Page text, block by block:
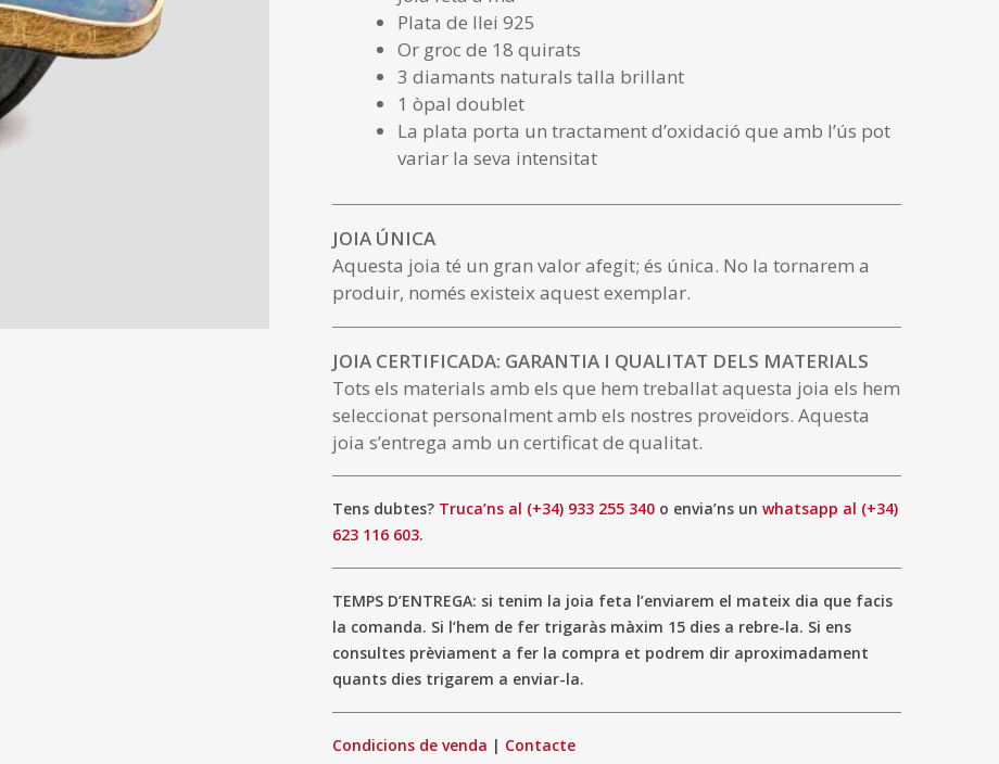
Plata de llei 925
Or groc de 18 quirats
3 diamants naturals talla brillant
1 òpal doublet
La plata porta un tractament d’oxidació que amb l’ús pot
variar la seva intensitat
JOIA ÚNICA
Aquesta joia té un gran valor afegit; és única. No la tornarem a
produir, només existeix aquest exemplar.
JOIA CERTIFICADA: GARANTIA I QUALITAT DELS MATERIALS
Tots els materials amb els que hem treballat aquesta joia els hem
seleccionat personalment amb els nostres proveïdors. Aquesta
joia s’entrega amb un certificat de qualitat.
Tens dubtes? Truca’ns al (+34) 933 255 340 o envia’ns unwhatsapp al (+34)
623 116 603.
TEMPS D’ENTREGA: si tenim la joia feta l’enviarem el mateix dia que facis
la comanda. Si l’hem de fer trigaràs màxim 15 dies a rebre-la. Si ens
consultes prèviament a fer la compra et podrem dir aproximadament
quants dies trigarem a enviar-la.
Condicions de venda | Contacte